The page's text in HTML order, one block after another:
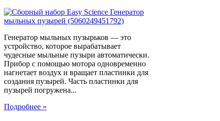
Генератор мыльных пузырьков — это
устройство, которое вырабатывает
чудесные мыльные пузыри автоматически.
Прибор с помощью мотора одновременно
нагнетает воздух и вращает пластинки для
создания пузырей. Часть пластинки для
пузырей погружена...
Подробнее »